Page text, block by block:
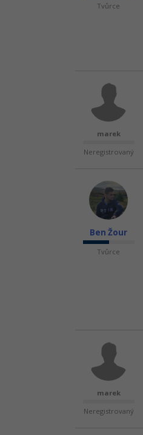
Tvůrce
marek
Neregistrovaný
Ben Žour
Tvůrce
marek
Neregistrovaný